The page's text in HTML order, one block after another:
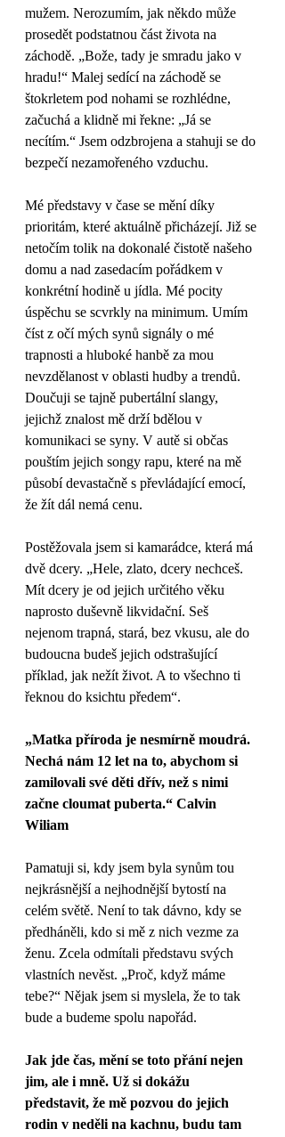
mužem. Nerozumím, jak někdo může
prosedět podstatnou část života na
záchodě. „Bože, tady je smradu jako v
hradu!“ Malej sedící na záchodě se
štokrletem pod nohami se rozhlédne,
začuchá a klidně mi řekne: „Já se
necítím.“ Jsem odzbrojena a stahuji se do
bezpečí nezamořeného vzduchu.
Mé představy v čase se mění díky
prioritám, které aktuálně přicházejí. Již se
netočím tolik na dokonalé čistotě našeho
domu a nad zasedacím pořádkem v
konkrétní hodině u jídla. Mé pocity
úspěchu se scvrkly na minimum. Umím
číst z očí mých synů signály o mé
trapnosti a hluboké hanbě za mou
nevzdělanost v oblasti hudby a trendů.
Doučuji se tajně pubertální slangy,
jejichž znalost mě drží bdělou v
komunikaci se syny. V autě si občas
pouštím jejich songy rapu, které na mě
působí devastačně s převládající emocí,
že žít dál nemá cenu.
Postěžovala jsem si kamarádce, která má
dvě dcery. „Hele, zlato, dcery nechceš.
Mít dcery je od jejich určitého věku
naprosto duševně likvidační. Seš
nejenom trapná, stará, bez vkusu, ale do
budoucna budeš jejich odstrašující
příklad, jak nežít život. A to všechno ti
řeknou do ksichtu předem“.
„Matka příroda je nesmírně moudrá.
Nechá nám 12 let na to, abychom si
zamilovali své děti dřív, než s nimi
začne cloumat puberta.“ Calvin
Wiliam
Pamatuji si, kdy jsem byla synům tou
nejkrásnější a nejhodnější bytostí na
celém světě. Není to tak dávno, kdy se
předháněli, kdo si mě z nich vezme za
ženu. Zcela odmítali představu svých
vlastních nevěst. „Proč, když máme
tebe?“ Nějak jsem si myslela, že to tak
bude a budeme spolu napořád.
Jak jde čas, mění se toto přání nejen
jim, ale i mně. Už si dokážu
představit, že mě pozvou do jejich
rodin v neděli na kachnu, budu tam